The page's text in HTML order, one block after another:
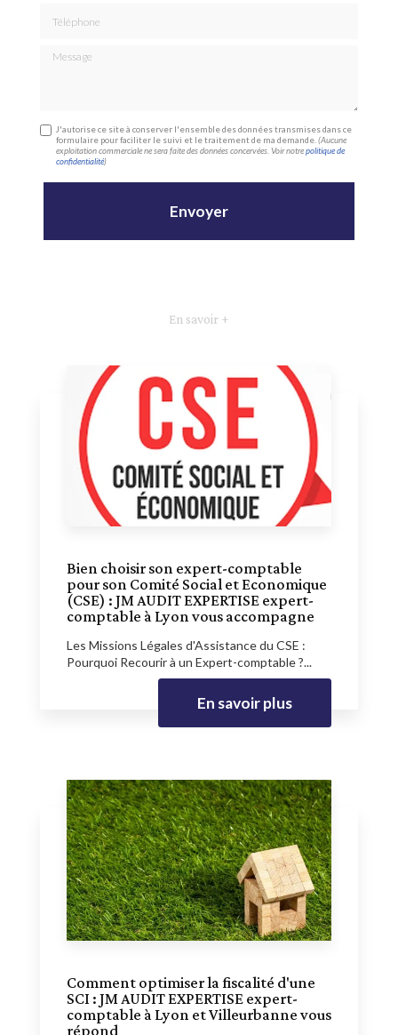
Message
J'autorise ce site à conserver l'ensemble des données transmises dans ce
formulaire pour faciliter le suivi et le traitement de ma demande.(Aucune
exploitation commerciale ne sera faite des données concervées. Voir notrepolitique de
confidentialité)
En savoir +
Bien choisir son expert-comptable
pour son Comité Social et Economique
(CSE) : JM AUDIT EXPERTISE expert-
comptable à Lyon vous accompagne
Les Missions Légales d'Assistance du CSE :
Pourquoi Recourir à un Expert-comptable ?...
En savoir plus
Comment optimiser la fiscalité d'une
SCI : JM AUDIT EXPERTISE expert-
comptable à Lyon et Villeurbanne vous
répond